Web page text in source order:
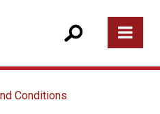
Conditions